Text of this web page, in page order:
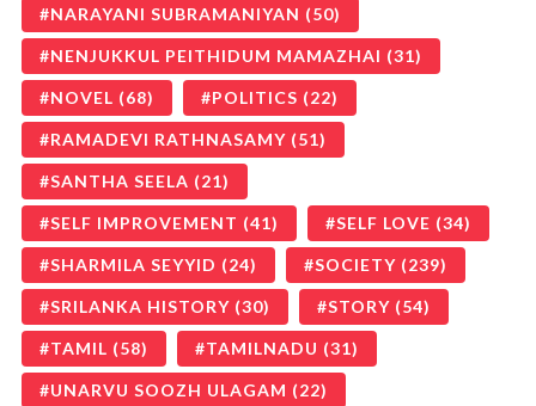
NARAYANI SUBRAMANIYAN (50)
NENJUKKUL PEITHIDUM MAMAZHAI (31)
NOVEL (68) POLITICS (22)
RAMADEVI RATHNASAMY (51)
SANTHA SEELA (21)
SELF IMPROVEMENT (41) SELF LOVE (34)
SHARMILA SEYYID (24) SOCIETY (239)
SRILANKA HISTORY (30) STORY (54)
TAMIL (58) TAMILNADU (31)
UNARVU SOOZH ULAGAM (22)